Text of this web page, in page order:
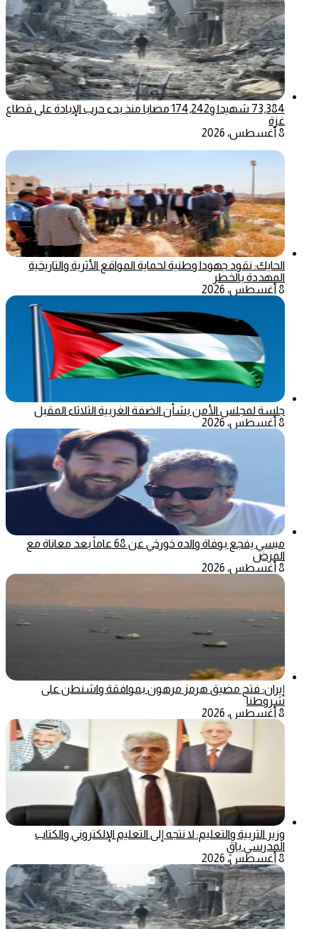
73,384 شهيدا و174,242 مصابا منذ بدء حرب الإبادة على قطاع
غزة
8 أغسطس، 2026
الحايك: نقود جهودا وطنية لحماية المواقع الأثرية والتاريخية
المهددة بالخطر
8 أغسطس، 2026
جلسة لمجلس الأمن بشأن الضفة الغربية الثلاثاء المقبل
8 أغسطس، 2026
ميسي يفجع بوفاة والده خورخي عن 68 عاماً بعد معاناة مع
المرض
8 أغسطس، 2026
إيران: فتح مضيق هرمز مرهون بموافقة واشنطن على
شروطنا
8 أغسطس، 2026
وزير التربية والتعليم: لا نتجه إلى التعليم الإلكتروني والكتاب
المدرسي باقٍ
8 أغسطس، 2026